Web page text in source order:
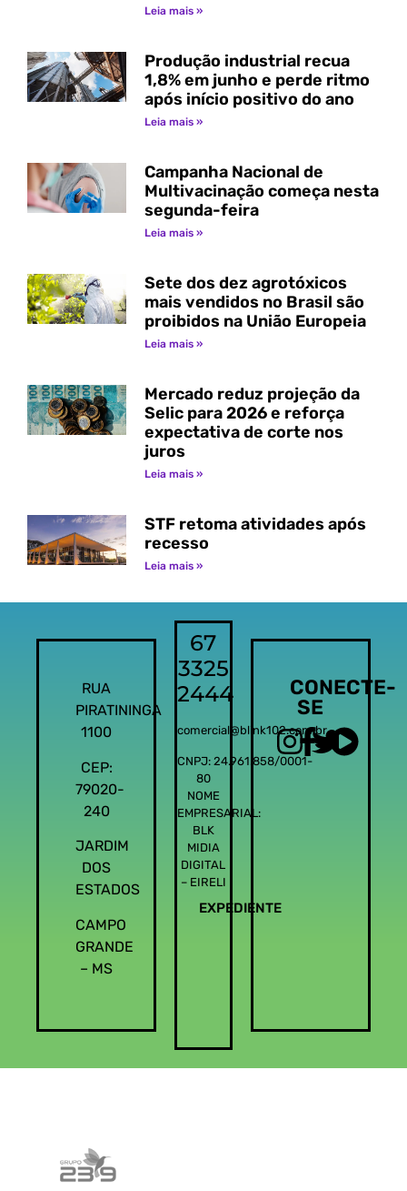
Leia mais »
Produção industrial recua
1,8% em junho e perde ritmo
após início positivo do ano
Leia mais »
Campanha Nacional de
Multivacinação começa nesta
segunda-feira
Leia mais »
Sete dos dez agrotóxicos
mais vendidos no Brasil são
proibidos na União Europeia
Leia mais »
Mercado reduz projeção da
Selic para 2026 e reforça
expectativa de corte nos
juros
Leia mais »
STF retoma atividades após
recesso
Leia mais »
RUA
PIRATININGA
1100
CEP:
79020-
240
JARDIM
DOS
ESTADOS
CAMPO
GRANDE
– MS
67
3325
2444
comercial@blink102.com.br
CNPJ: 24.961.858/0001-
80
NOME
EMPRESARIAL:
BLK
MIDIA
DIGITAL
– EIRELI
EXPEDIENTE
CONECTE-
SE